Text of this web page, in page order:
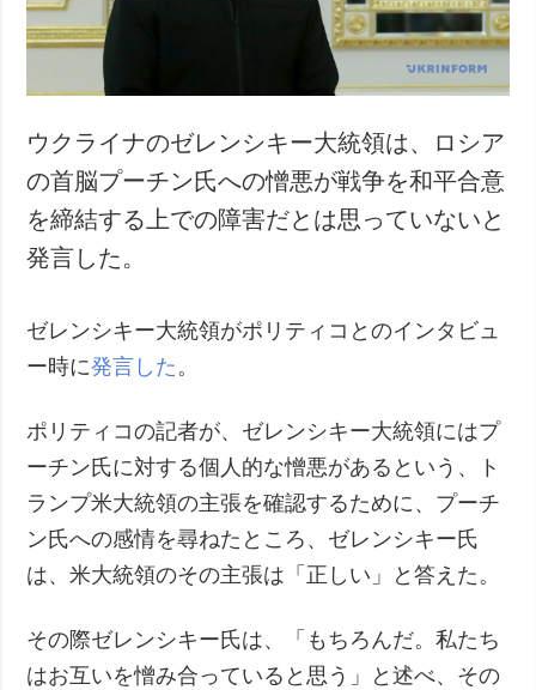
ウクライナのゼレンシキー大統領は、ロシア
の首脳プーチン氏への憎悪が戦争を和平合意
を締結する上での障害だとは思っていないと
発言した。
ゼレンシキー大統領がポリティコとのインタビュ
ー時に発言した。
ポリティコの記者が、ゼレンシキー大統領にはプ
ーチン氏に対する個人的な憎悪があるという、ト
ランプ米大統領の主張を確認するために、プーチ
ン氏への感情を尋ねたところ、ゼレンシキー氏
は、米大統領のその主張は「正しい」と答えた。
その際ゼレンシキー氏は、「もちろんだ。私たち
はお互いを憎み合っていると思う」と述べ、その